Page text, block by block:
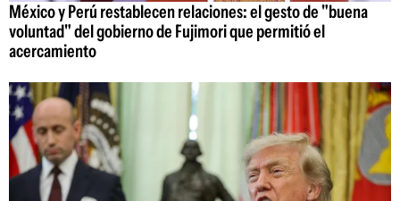
México y Perú restablecen relaciones: el gesto de "buena
voluntad" del gobierno de Fujimori que permitió el
acercamiento